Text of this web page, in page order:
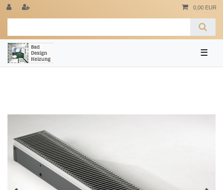
0,00 EUR
☰